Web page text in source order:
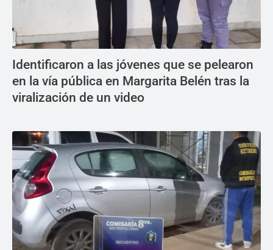
Identificaron a las jóvenes que se pelearon
en la vía pública en Margarita Belén tras la
viralización de un video